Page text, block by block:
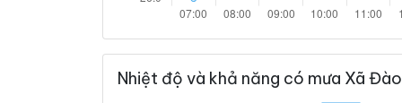
Nhiệt độ và khả năng có mưa Xã